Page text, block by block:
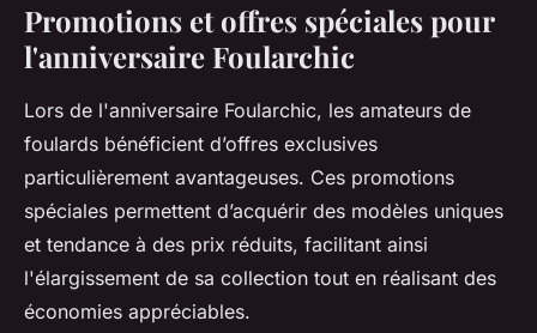
Promotions et offres spéciales pour
l'anniversaire Foularchic
Lors de l'anniversaire Foularchic, les amateurs de
foulards bénéficient d’offres exclusives
particulièrement avantageuses. Ces promotions
spéciales permettent d’acquérir des modèles uniques
et tendance à des prix réduits, facilitant ainsi
l'élargissement de sa collection tout en réalisant des
économies appréciables.